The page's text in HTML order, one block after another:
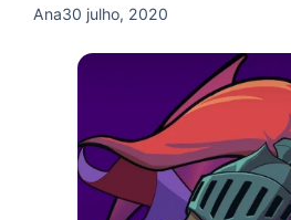
Ana30 julho, 2020